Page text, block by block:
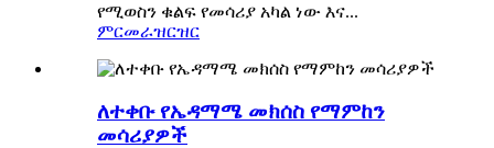
የሚወስን ቁልፍ የመሳሪያ አካል ነው እና...
ምርመራዝርዝር
ለተቀቡ የኤዳማሜ መክሰስ የማምከን
መሳሪያዎች